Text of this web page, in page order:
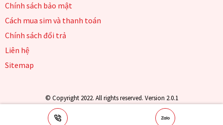
Chính sách bảo mật
Cách mua sim và thanh toán
Chính sách đổi trả
Liên hệ
Sitemap
© Copyright 2022. All rights reserved. Version 2.0.1